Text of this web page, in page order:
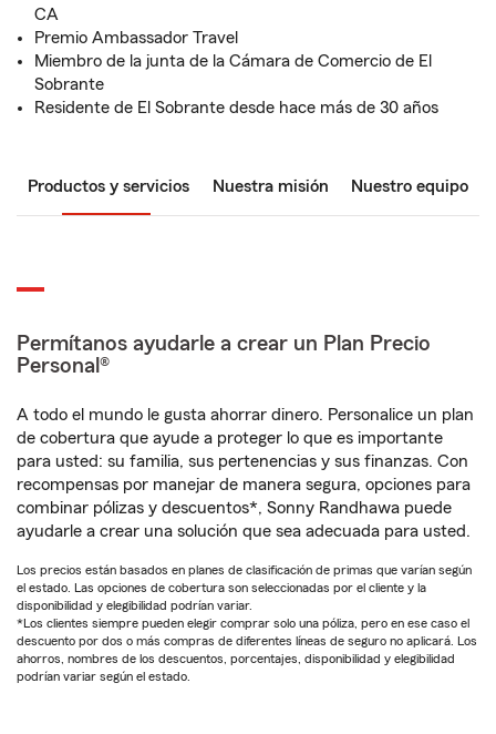
CA
Premio Ambassador Travel
Miembro de la junta de la Cámara de Comercio de El
Sobrante
Residente de El Sobrante desde hace más de 30 años
Productos y servicios Nuestra misión Nuestro equipo
Permítanos ayudarle a crear un Plan Precio
Personal®
A todo el mundo le gusta ahorrar dinero. Personalice un plan
de cobertura que ayude a proteger lo que es importante
para usted: su familia, sus pertenencias y sus finanzas. Con
recompensas por manejar de manera segura, opciones para
combinar pólizas y descuentos*, Sonny Randhawa puede
ayudarle a crear una solución que sea adecuada para usted.
Los precios están basados en planes de clasificación de primas que varían según
el estado. Las opciones de cobertura son seleccionadas por el cliente y la
disponibilidad y elegibilidad podrían variar.
*Los clientes siempre pueden elegir comprar solo una póliza, pero en ese caso el
descuento por dos o más compras de diferentes líneas de seguro no aplicará. Los
ahorros, nombres de los descuentos, porcentajes, disponibilidad y elegibilidad
podrían variar según el estado.